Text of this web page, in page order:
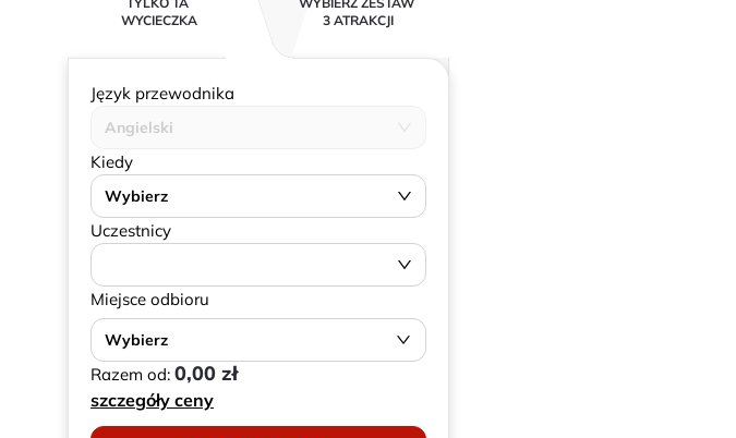
WYCIECZKA
3 ATRAKCJI
Język przewodnika
Angielski
Kiedy
Wybierz
Uczestnicy
Miejsce odbioru
Wybierz
Razem od: 0,00 zł
szczegóły ceny